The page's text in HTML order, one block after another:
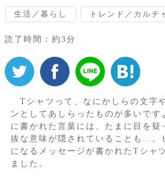
生活／暮らし トレンド／カルチ
読了時間：約3分
Tシャツって、なにかしらの文字
ンとしてあしらったものが多いです
に書かれた言葉には、たまに目を疑
抜な意味が隠されていることも…。
になるメッセージが書かれたTシャ
ました。